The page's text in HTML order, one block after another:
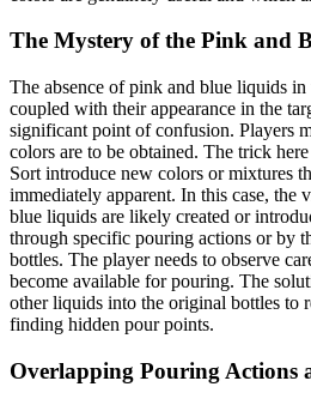
The Mystery of the Pink and
The absence of pink and blue liquids
coupled with their appearance in the
significant point of confusion. Players
colors are to be obtained. The trick
Sort introduce new colors or mixtures
immediately apparent. In this case, the
blue liquids are likely created or
through specific pouring actions or by
bottles. The player needs to observe
become available for pouring. The
other liquids into the original bottles to
finding hidden pour points.
Overlapping Pouring Actions